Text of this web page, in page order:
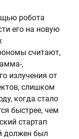
робота
его на новую
считают,
,
излучения от
слишком
когда стало
быстрее, чем
стартап
должен был